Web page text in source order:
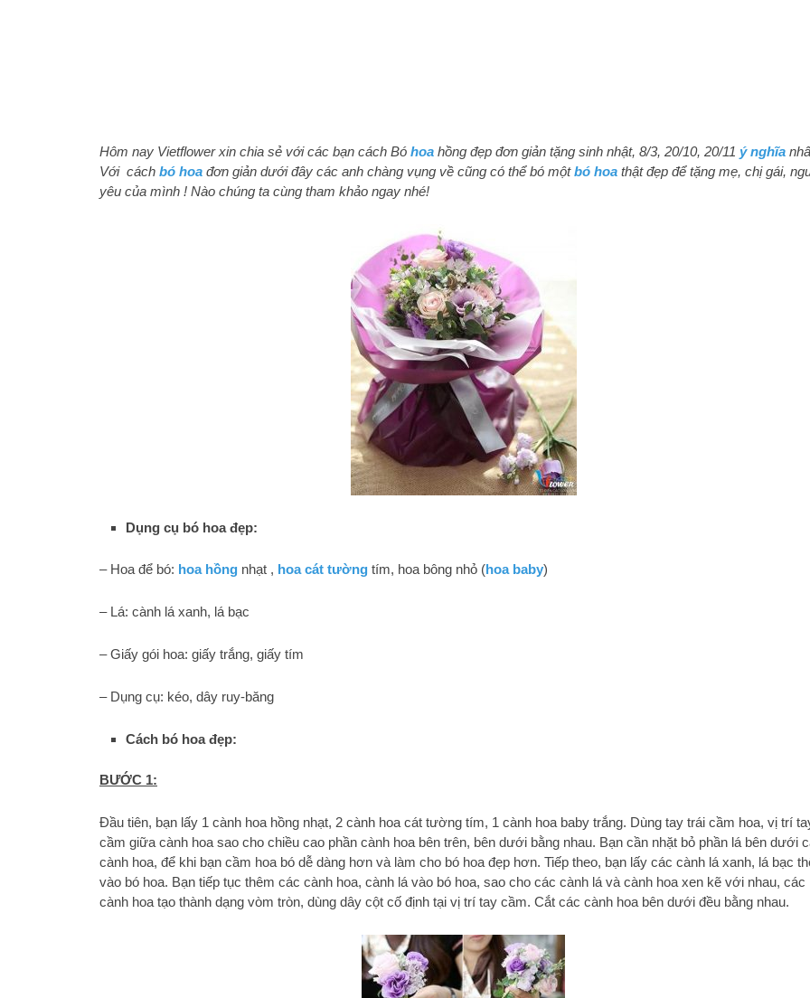
Hôm nay Vietflower xin chia sẻ với các bạn cách Bó hoa hồng đẹp đơn giản tặng sinh nhật, 8/3, 20/10, 20/11 ý nghĩa
Với cách bó hoa đơn giản dưới đây các anh chàng vụng về cũng có thể bó mộtbó hoa thật đẹp để tặng mẹ, chị gái,
yêu của mình ! Nào chúng ta cùng tham khảo ngay nhé!
Dụng cụ bó hoa đẹp:
– Hoa để bó: hoa hồng nhạt , hoa cát tường tím, hoa bông nhỏ (hoa baby)
– Lá: cành lá xanh, lá bạc
– Giấy gói hoa: giấy trắng, giấy tím
– Dụng cụ: kéo, dây ruy-băng
Cách bó hoa đẹp:
BƯỚC 1:
Đầu tiên, bạn lấy 1 cành hoa hồng nhạt, 2 cành hoa cát tường tím, 1 cành hoa baby trắng. Dùng tay trái cầm hoa, vị trí
cầm giữa cành hoa sao cho chiều cao phần cành hoa bên trên, bên dưới bằng nhau. Bạn cần nhặt bỏ phần lá bên dưới
cành hoa, để khi bạn cầm hoa bó dễ dàng hơn và làm cho bó hoa đẹp hơn. Tiếp theo, bạn lấy các cành lá xanh, lá bạc
vào bó hoa. Bạn tiếp tục thêm các cành hoa, cành lá vào bó hoa, sao cho các cành lá và cành hoa xen kẽ với nhau, các
cành hoa tạo thành dạng vòm tròn, dùng dây cột cố định tại vị trí tay cầm. Cắt các cành hoa bên dưới đều bằng nhau.